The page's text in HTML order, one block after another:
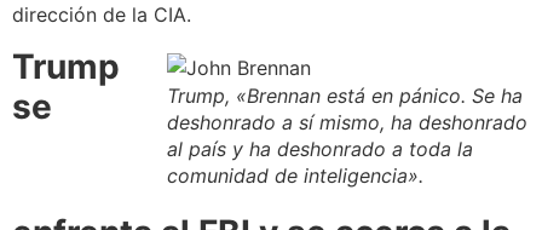
dirección de la CIA.
Trump, «Brennan está en pánico. Se ha
deshonrado a sí mismo, ha deshonrado
al país y ha deshonrado a toda la
comunidad de inteligencia».
Trump
se